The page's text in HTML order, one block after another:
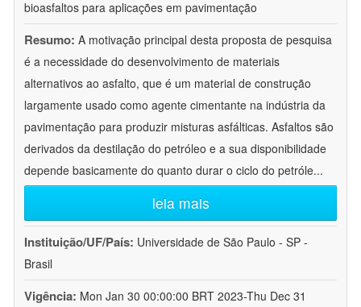
bioasfaltos para aplicações em pavimentação
Resumo: A motivação principal desta proposta de pesquisa
é a necessidade do desenvolvimento de materiais
alternativos ao asfalto, que é um material de construção
largamente usado como agente cimentante na indústria da
pavimentação para produzir misturas asfálticas. Asfaltos são
derivados da destilação do petróleo e a sua disponibilidade
depende basicamente do quanto durar o ciclo do petróle...
leia mais
Instituição/UF/País: Universidade de São Paulo - SP -
Brasil
Vigência: Mon Jan 30 00:00:00 BRT 2023-Thu Dec 31